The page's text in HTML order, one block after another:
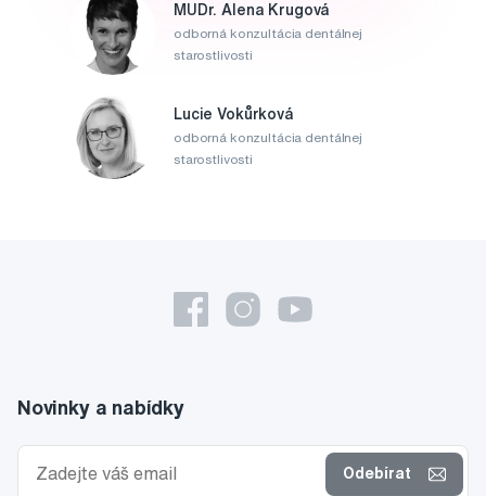
MUDr. Alena Krugová
odborná konzultácia dentálnej
starostlivosti
Lucie Vokůrková
odborná konzultácia dentálnej
starostlivosti
Novinky a nabídky
Odebírat